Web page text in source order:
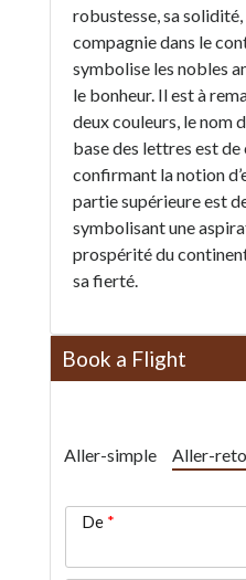
robustesse, sa solidité,
compagnie dans le
symbolise les nobles
le bonheur. Il est à
deux couleurs, le nom
base des lettres est
confirmant la notion
partie supérieure est
symbolisant une
prospérité du
sa fierté.
Book a Flight
Aller-simple Aller-
De